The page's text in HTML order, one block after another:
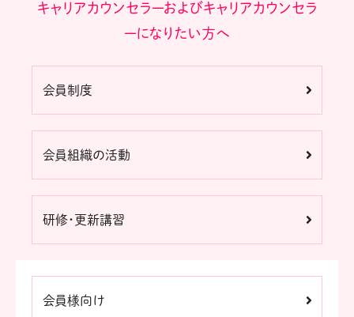
キャリアカウンセラーおよびキャリアカウンセラ
ーになりたい方へ
会員制度
会員組織の活動
研修・更新講習
会員様向け